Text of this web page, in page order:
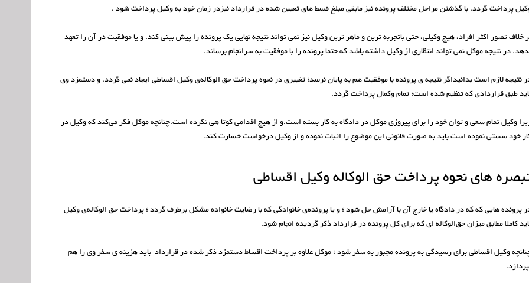
پرداخت گردد. با گذشتن مراحل مختلف پرونده نیز مابقی مبلغ قسط های تعیین شده در قرارداد نیزدر زمان خود به وکیل پرداخت شود .
خلاف تصور اکثر افراد، هیچ وکیلی، حتی باتجربه ترین و ماهر ترین وکیل نیز نمی تواند نتیجه نهایی یک پرونده را پیش بینی کند. و یا موفقیت در آن را تعهد
در نتیجه موکل نمی تواند انتظاری از وکیل داشته باشد که حتما پرونده را با موفقیت به سرانجام برساند.
نتیجه لازم است بدانیداگر نتیجه ی پرونده با موفقیت هم به پایان نرسد؛ تغییری در نحوه پرداخت حق الوکاله‌ی وکیل اقساطی ایجاد نمی گردد. و دستمزد وی
طبق قرارداد‌ی که تنظیم شده است؛ تمام وکمال پرداخت گردد.
وکیل تمام سعی و توان خود را برای پیروزی موکل در دادگاه به کار بسته است.و از هیچ اقدامی کوتا هی نکرده است.چنانچه موکل فکر می‌کند که وکیل در
خود سستی نموده است باید به صورت قانونی این موضوع را اثبات نموده و از وکیل درخواست خسارت کند.
های نحوه پرداخت حق الوکاله وکیل اقساطی
پرونده هایی که که در دادگاه یا خارج آن با آرامش حل شود ؛ و یا پرونده‌ی خانوادگی که با رضایت خانواده مشکل برطرف گردد ؛ پرداخت حق الوکاله‌ی وکیل
کاملا مطابق میزان حق‌الوکاله‌ ای که برای کل پرونده در قرارداد ذکر گردیده انجام شود.
وکیل اقساطی برای رسیدگی به پرونده مجبور به سفر شود ؛ موکل علاوه بر پرداخت اقساط دستمزد ذکر شده در قرارداد باید هزینه ی سفر وی را هم